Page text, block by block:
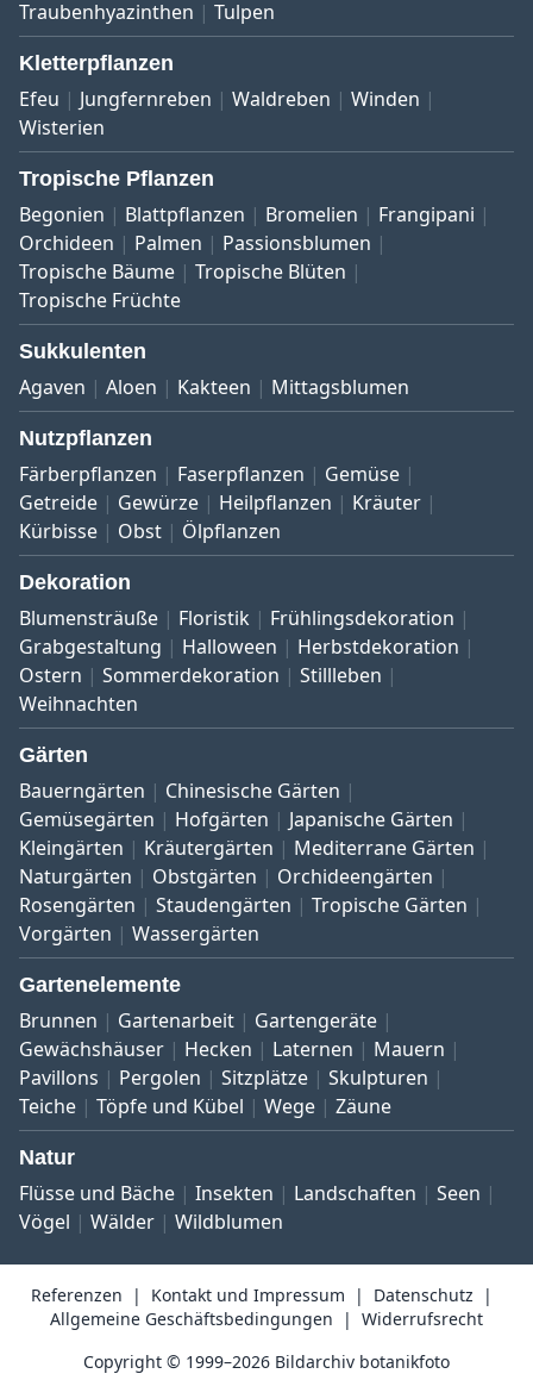
Traubenhyazinthen
Tulpen
Kletterpflanzen
Efeu Jungfernreben Waldreben
Winden
Wisterien
Tropische Pflanzen
Begonien Blattpflanzen Bromelien
Frangipani
Orchideen
Palmen
Passionsblumen
Tropische Bäume
Tropische Blüten
Tropische Früchte
Sukkulenten
Agaven Aloen Kakteen Mittagsblumen
Nutzpflanzen
Färberpflanzen Faserpflanzen
Gemüse
Getreide
Gewürze Heilpflanzen
Kräuter
Kürbisse
Obst Ölpflanzen
Dekoration
Blumensträuße Floristik
Frühlingsdekoration
Grabgestaltung
Halloween
Herbstdekoration
Ostern
Sommerdekoration
Stillleben
Weihnachten
Gärten
Bauerngärten
Chinesische Gärten
Gemüsegärten
Hofgärten
Japanische Gärten
Kleingärten
Kräutergärten
Mediterrane Gärten
Naturgärten
Obstgärten
Orchideengärten
Rosengärten
Staudengärten
Tropische Gärten
Vorgärten
Wassergärten
Gartenelemente
Brunnen Gartenarbeit
Gartengeräte
Gewächshäuser
Hecken Laternen
Mauern
Pavillons
Pergolen Sitzplätze
Skulpturen
Teiche
Töpfe und Kübel Wege Zäune
Natur
Flüsse und Bäche Insekten Landschaften
Seen
Vögel
Wälder Wildblumen
Referenzen Kontakt und Impressum
Datenschutz
Allgemeine Geschäftsbedingungen
Widerrufsrecht
Copyright © 1999–2026 Bildarchiv botanikfoto